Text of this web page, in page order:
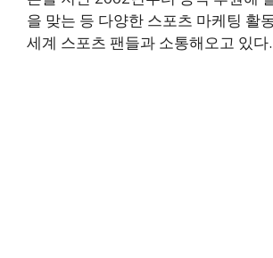
을 맞는 등 다양한 스포츠 마케팅 활
세계 스포츠 팬들과 소통해오고 있다.